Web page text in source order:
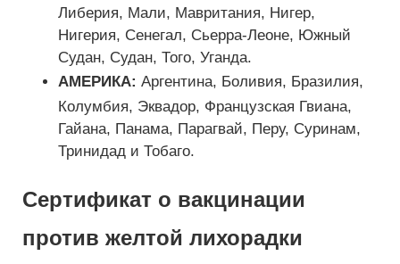
Либерия, Мали, Мавритания, Нигер,
Нигерия, Сенегал, Сьерра-Леоне, Южный
Судан, Судан, Того, Уганда.
АМЕРИКА: Аргентина, Боливия, Бразилия,
Колумбия, Эквадор, Французская Гвиана,
Гайана, Панама, Парагвай, Перу, Суринам,
Тринидад и Тобаго.
Сертификат о вакцинации
против желтой лихорадки